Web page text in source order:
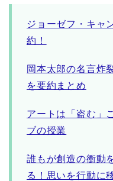
ジョーゼフ・キャ
約！
岡本太郎の名言炸
を要約まとめ
アートは「盗む」
ブの授業
誰もが創造の衝動
る！思いを行動に